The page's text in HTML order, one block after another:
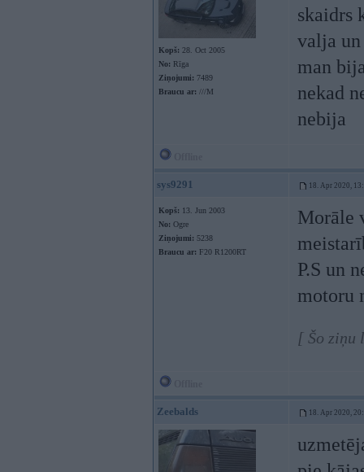
Kopš: 28. Oct 2005
No: Rīga
Ziņojumi: 7489
Braucu ar: ///M
skaidrs
valja
man
nekad
nebija
sys9291 18. Apr 2020,
Kopš: 13. Jun 2003
No: Ogre
Ziņojumi: 5238
Braucu ar: F20 R1200RT
Morāle
P.S un
motoru
[ Šo ziņu
Zeebalds 18. Apr 2020,